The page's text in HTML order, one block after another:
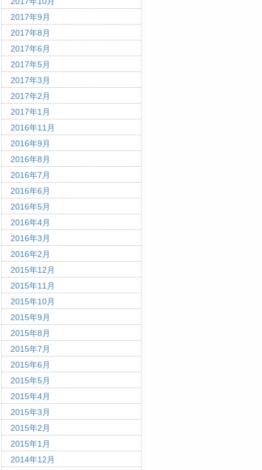
2017年9月
2017年8月
2017年6月
2017年5月
2017年3月
2017年2月
2017年1月
2016年11月
2016年9月
2016年8月
2016年7月
2016年6月
2016年5月
2016年4月
2016年3月
2016年2月
2015年12月
2015年11月
2015年10月
2015年9月
2015年8月
2015年7月
2015年6月
2015年5月
2015年4月
2015年3月
2015年2月
2015年1月
2014年12月